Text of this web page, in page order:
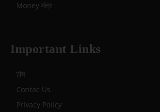
Money मंत्र
Important Links
होम
Contac Us
Privacy Policy